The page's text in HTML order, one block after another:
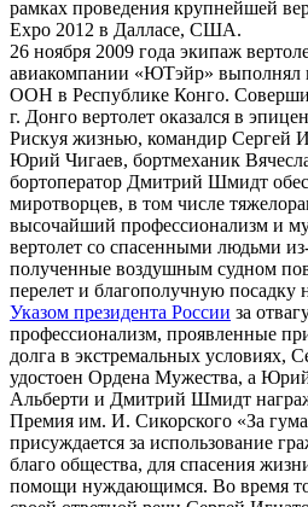
рамках проведения крупнейшей
Expo 2012 в Далласе, США.
26 ноября 2009 года экипаж
авиакомпании «ЮТэйр» выполнял
ООН в Республике Конго.
г. Донго вертолет оказался в
Рискуя жизнью, командир Сергей
Юрий Чигаев, бортмеханик
бортоператор Дмитрий Шмидт
миротворцев, в том числе
высочайший профессионализм и
вертолет со спасенными людьми
полученные воздушным судном
перелет и благополучную посадку
Указом президента России за
профессионализм, проявленные
долга в экстремальных условиях,
удостоен Ордена Мужества, а
Альберти и Дмитрий Шмидт
Премия им. И. Сикорского «За
присуждается за использование
благо общества, для спасения
помощи нуждающимся. Во время